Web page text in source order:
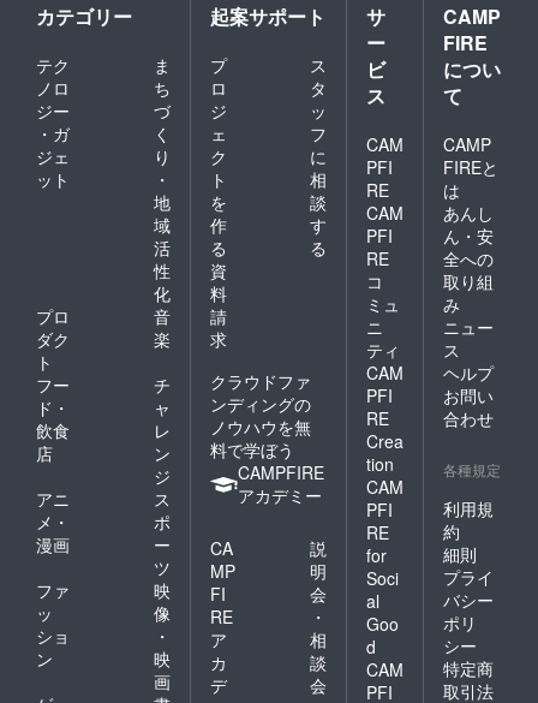
カテゴリー
テク
ノロ
ジー
・ガ
ジェ
ット
ま
ち
づ
く
り
・
地
域
活
性
化
プロ
ダク
ト
音
楽
フー
ド・
飲食
店
チ
ャ
レ
ン
ジ
アニ
メ・
漫画
ス
ポ
ー
ツ
ファ
ッ
ショ
ン
映
像
・
映
画
起案サポート
プ
ロ
ジ
ェ
ク
ト
を
作
る
ス
タ
ッ
フ
に
相
談
す
る
資
料
請
求
クラウドファ
ンディングの
ノウハウを無
料で学ぼう
CAMPFIRE
アカデミー
CA
MP
FI
RE
ア
カ
デ
説
明
会
・
相
談
会
サ
ー
ビ
ス
CAM
PFI
RE
CAM
PFI
RE
コ
ミュ
ニ
ティ
CAM
PFI
RE
Crea
tion
CAM
PFI
RE
for
Soci
al
Goo
d
CAM
PFI
CAMP
FIRE
につい
て
CAMP
FIREと
は
あんし
ん・安
全への
取り組
み
ニュー
ス
ヘルプ
お問い
合わせ
各種規定
利用規
約
細則
プライ
バシー
ポリ
シー
特定商
取引法